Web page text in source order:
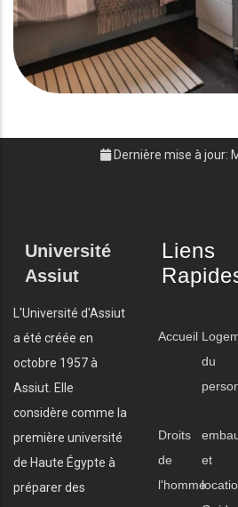
Dernière mise à jour:
Université
Assiut
L'Université d'Assiut
a été créée en
octobre 1957 à
Assiut. Elle
considère comme la
première université
de Haute Égypte à
préparer des
Liens
Accueil
du
Droits
de
l'homme
et